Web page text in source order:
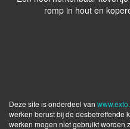
romp in hout en
Deze site is onderdeel van
werken berust bij de desbetreffende
werken mogen niet gebruikt worden